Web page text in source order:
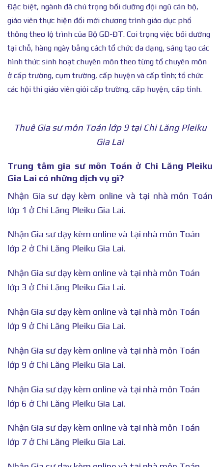
Đặc biệt, ngành đã chú trọng bồi dưỡng đội ngũ cán bộ,
giáo viên thực hiện đổi mới chương trình giáo dục phổ
thông theo lộ trình của Bộ GD-ĐT. Coi trọng việc bồi dưỡng
tại chỗ, hàng ngày bằng cách tổ chức đa dạng, sáng tạo các
hình thức sinh hoạt chuyên môn theo từng tổ chuyên môn
ở cấp trường, cụm trường, cấp huyện và cấp tỉnh; tổ chức
các hội thi giáo viên giỏi cấp trường, cấp huyện, cấp tỉnh.
Thuê Gia sư môn Toán lớp 9 tại Chi Lăng Pleiku
Gia Lai
Trung tâm gia sư môn Toán ở Chi Lăng Pleiku
Gia Lai có những dịch vụ gì?
Nhận Gia sư dạy kèm online và tại nhà môn Toán
lớp 1 ở Chi Lăng Pleiku Gia Lai.
Nhận Gia sư dạy kèm online và tại nhà môn Toán
lớp 2 ở Chi Lăng Pleiku Gia Lai.
Nhận Gia sư dạy kèm online và tại nhà môn Toán
lớp 3 ở Chi Lăng Pleiku Gia Lai.
Nhận Gia sư dạy kèm online và tại nhà môn Toán
lớp 9 ở Chi Lăng Pleiku Gia Lai.
Nhận Gia sư dạy kèm online và tại nhà môn Toán
lớp 9 ở Chi Lăng Pleiku Gia Lai.
Nhận Gia sư dạy kèm online và tại nhà môn Toán
lớp 6 ở Chi Lăng Pleiku Gia Lai.
Nhận Gia sư dạy kèm online và tại nhà môn Toán
lớp 7 ở Chi Lăng Pleiku Gia Lai.